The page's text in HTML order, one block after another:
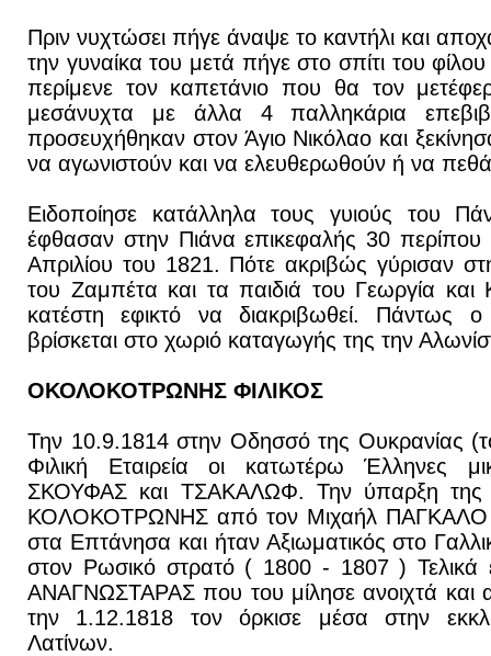
Πριν νυχτώσει πήγε άναψε το καντήλι και
την γυναίκα του μετά πήγε στο σπίτι του
περίμενε τον καπετάνιο που θα τον
μεσάνυχτα με άλλα 4 παλληκάρια
προσευχήθηκαν στον Άγιο Νικόλαο και
να αγωνιστούν και να ελευθερωθούν ή να
Ειδοποίησε κατάλληλα τους γυιούς του
έφθασαν στην Πιάνα επικεφαλής 30
Απριλίου του 1821. Πότε ακριβώς γύρισαν
του Ζαμπέτα και τα παιδιά του Γεωργία
κατέστη εφικτό να διακριβωθεί. Πάντως
βρίσκεται στο χωριό καταγωγής της την
ΟΚΟΛΟΚΟΤΡΩΝΗΣ ΦΙΛΙΚΟΣ
Την 10.9.1814 στην Οδησσό της Ουκρανίας
Φιλική Εταιρεία οι κατωτέρω Έλληνες
ΣΚΟΥΦΑΣ και ΤΣΑΚΑΛΩΦ. Την ύπαρξη της
ΚΟΛΟΚΟΤΡΩΝΗΣ από τον Μιχαήλ ΠΑΓΚΑΛΟ ο
στα Επτάνησα και ήταν Αξιωματικός στο
στον Ρωσικό στρατό ( 1800 - 1807 ) Τελικά
ΑΝΑΓΝΩΣΤΑΡΑΣ που του μίλησε ανοιχτά και
την 1.12.1818 τον όρκισε μέσα στην
Λατίνων.